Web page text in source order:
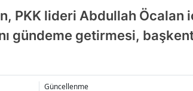
PKK lideri Abdullah
gündeme getirmesi,
Güncellenme